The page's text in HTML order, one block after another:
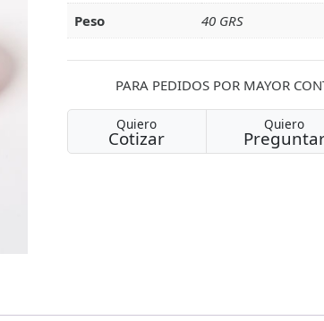
Peso
40 GRS
PARA PEDIDOS POR MAYOR
Quiero
Cotizar
Quiero